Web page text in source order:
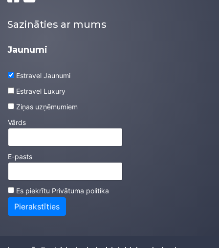
Sazināties ar mums
Jaunumi
Estravel Jaunumi
Estravel Luxury
Ziņas uzņēmumiem
Vārds
E-pasts
Es piekrītu Privātuma politika
Pierakstīties